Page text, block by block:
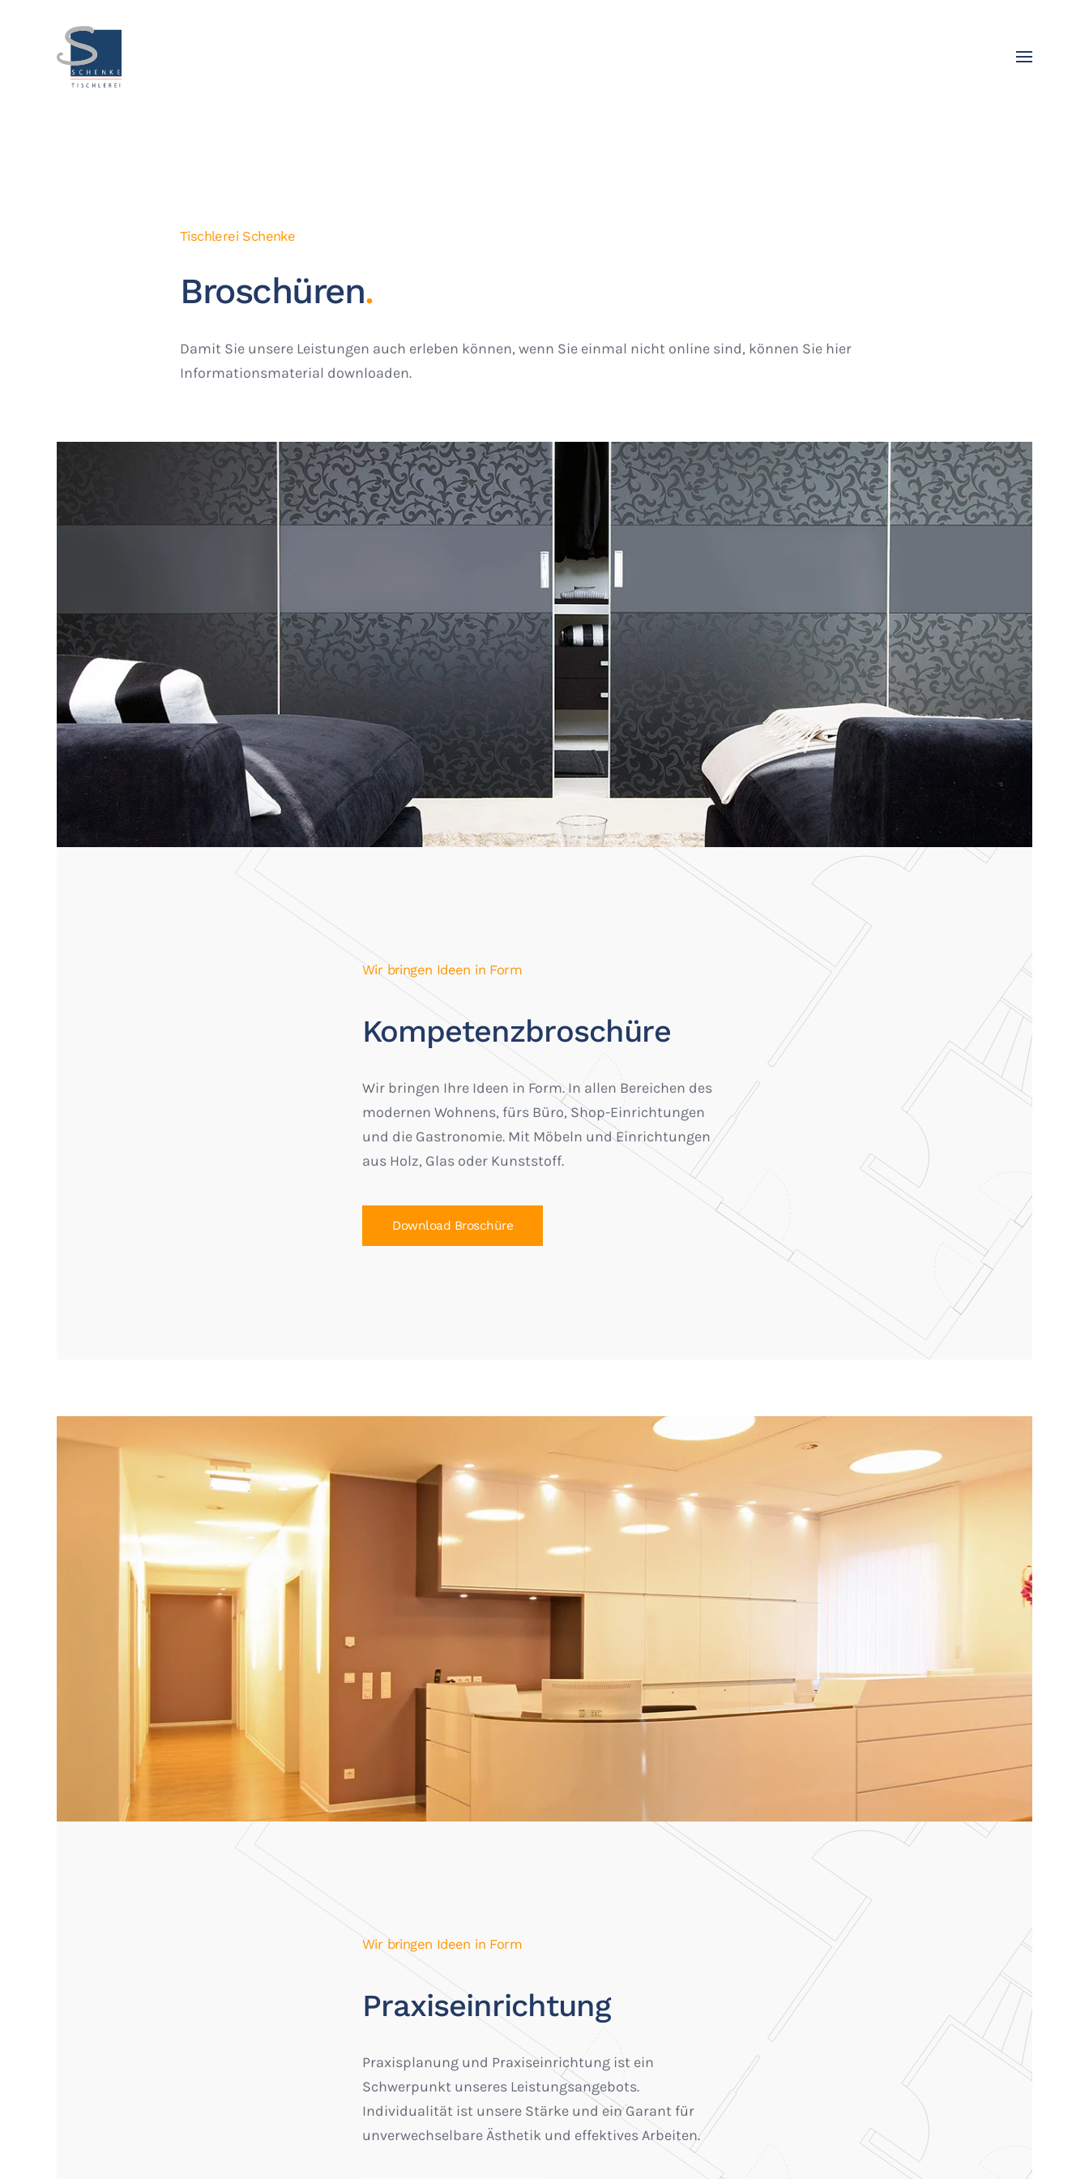
Tischlerei Schenke
Broschüren.
Damit Sie unsere Leistungen auch erleben können, wenn Sie einmal nicht online sind, können Sie hier
Informationsmaterial downloaden.
Wir bringen Ideen in Form
Kompetenzbroschüre
Wir bringen Ihre Ideen in Form. In allen Bereichen des
modernen Wohnens, fürs Büro, Shop-Einrichtungen
und die Gastronomie. Mit Möbeln und Einrichtungen
aus Holz, Glas oder Kunststoff.
Download Broschüre
Wir bringen Ideen in Form
Praxiseinrichtung
Praxisplanung und Praxiseinrichtung ist ein
Schwerpunkt unseres Leistungsangebots.
Individualität ist unsere Stärke und ein Garant für
unverwechselbare Ästhetik und effektives Arbeiten.